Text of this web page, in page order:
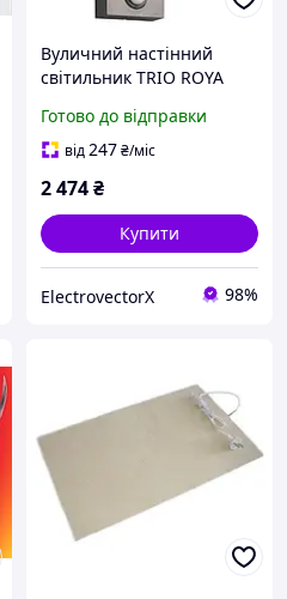
Вуличний настінний
світильник TRIO ROYA
Готово до відправки
від247₴/міс
2 474₴
Купити
ElectrovectorX 98%